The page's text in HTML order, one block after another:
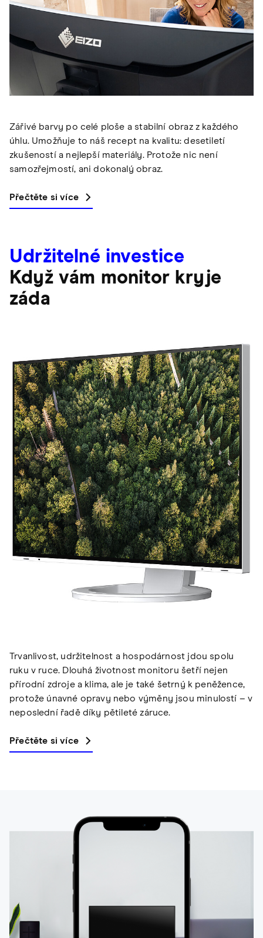
Zářivé barvy po celé ploše a stabilní obraz z každého
úhlu. Umožňuje to náš recept na kvalitu: desetiletí
zkušeností a nejlepší materiály. Protože nic není
samozřejmostí, ani dokonalý obraz.
Přečtěte si více
Udržitelné investice
Když vám monitor kryje
záda
Trvanlivost, udržitelnost a hospodárnost jdou spolu
ruku v ruce. Dlouhá životnost monitoru šetří nejen
přírodní zdroje a klima, ale je také šetrný k peněžence,
protože únavné opravy nebo výměny jsou minulostí – v
neposlední řadě díky pětileté záruce.
Přečtěte si více